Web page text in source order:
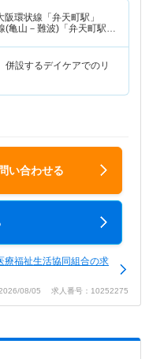
阪環状線「弁天町駅」
(亀山－難波)「弁天町駅」
併設するデイケアでのリ
い合わせる
療福祉生活協同組合の求
2026/08/05 求人番号：10252275